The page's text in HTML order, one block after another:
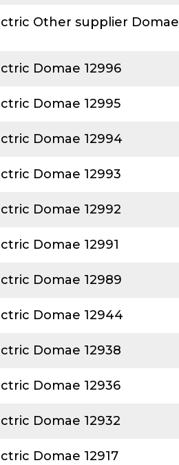
Other supplier Domae
Domae 12996
Domae 12995
Domae 12994
Domae 12993
Domae 12992
Domae 12991
Domae 12989
Domae 12944
Domae 12938
Domae 12936
Domae 12932
Domae 12917